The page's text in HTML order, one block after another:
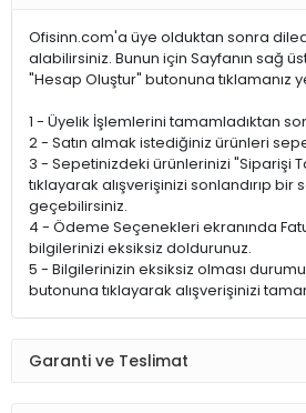
Ofisinn.com'a üye olduktan sonra
alabilirsiniz. Bunun için Sayfanın sağ
"Hesap Oluştur" butonuna tıklamanız
1 - Üyelik İşlemlerini tamamladıktan
2 - Satın almak istediğiniz ürünleri
3 - Sepetinizdeki ürünlerinizi "Siparişi
tıklayarak alışverişinizi sonlandırıp bir
geçebilirsiniz.
4 - Ödeme Seçenekleri ekranında
bilgilerinizi eksiksiz doldurunuz.
5 - Bilgilerinizin eksiksiz olması
butonuna tıklayarak alışverişinizi
Garanti ve Teslimat